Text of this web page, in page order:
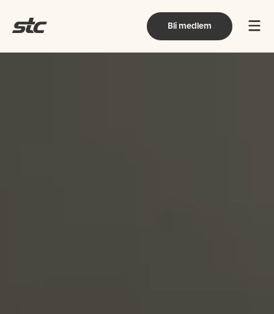
Bli medlem